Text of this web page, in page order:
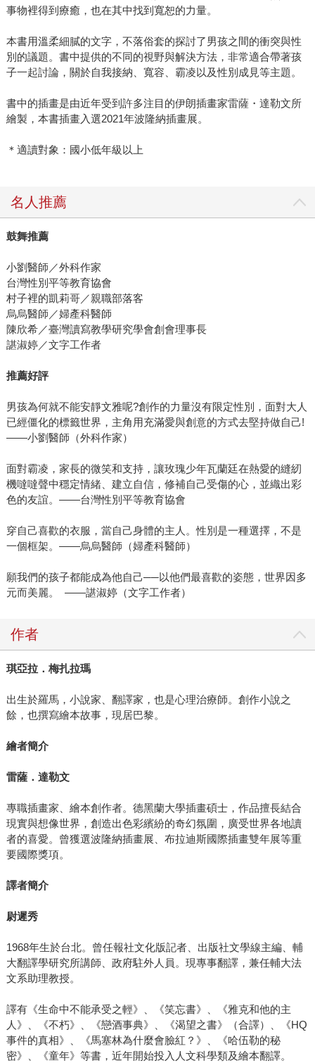
事物裡得到療癒，也在其中找到寬恕的力量。
本書用溫柔細膩的文字，不落俗套的探討了男孩之間的衝突與性
別的議題。書中提供的不同的視野與解決方法，非常適合帶著孩
子一起討論，關於自我接納、寬容、霸凌以及性別成見等主題。
書中的插畫是由近年受到許多注目的伊朗插畫家雷薩・達勒文所
繪製，本書插畫入選2021年波隆納插畫展。
＊適讀對象：國小低年級以上
名人推薦
鼓舞推薦
小劉醫師／外科作家
台灣性別平等教育協會
村子裡的凱莉哥／親職部落客
烏烏醫師／婦產科醫師
陳欣希／臺灣讀寫教學研究學會創會理事長
諶淑婷／文字工作者
推薦好評
男孩為何就不能安靜文雅呢?創作的力量沒有限定性別，面對大人
已經僵化的標籤世界，主角用充滿愛與創意的方式去堅持做自己!
——小劉醫師（外科作家）
面對霸凌，家長的微笑和支持，讓玫瑰少年瓦蘭廷在熱愛的縫紉
機噠噠聲中穩定情緒、建立自信，修補自己受傷的心，並織出彩
色的友誼。——台灣性別平等教育協會
穿自己喜歡的衣服，當自己身體的主人。性別是一種選擇，不是
一個框架。——烏烏醫師（婦產科醫師）
願我們的孩子都能成為他自己──以他們最喜歡的姿態，世界因多
元而美麗。 ——諶淑婷（文字工作者）
作者
琪亞拉．梅扎拉瑪
出生於羅馬，小說家、翻譯家，也是心理治療師。創作小說之
餘，也撰寫繪本故事，現居巴黎。
繪者簡介
雷薩．達勒文
專職插畫家、繪本創作者。德黑蘭大學插畫碩士，作品擅長結合
現實與想像世界，創造出色彩繽紛的奇幻氛圍，廣受世界各地讀
者的喜愛。曾獲選波隆納插畫展、布拉迪斯國際插畫雙年展等重
要國際獎項。
譯者簡介
尉遲秀
1968年生於台北。曾任報社文化版記者、出版社文學線主編、輔
大翻譯學研究所講師、政府駐外人員。現專事翻譯，兼任輔大法
文系助理教授。
譯有《生命中不能承受之輕》、《笑忘書》、《雅克和他的主
人》、《不朽》、《戀酒事典》、《渴望之書》（合譯）、《HQ
事件的真相》、《馬塞林為什麼會臉紅？》、《哈伍勒的秘
密》、《童年》等書，近年開始投入人文科學類及繪本翻譯。